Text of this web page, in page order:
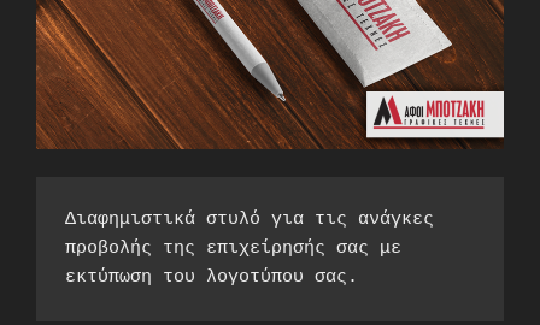
Διαφημιστικά στυλό για τις ανάγκες
προβολής της επιχείρησής σας με
εκτύπωση του λογοτύπου σας.